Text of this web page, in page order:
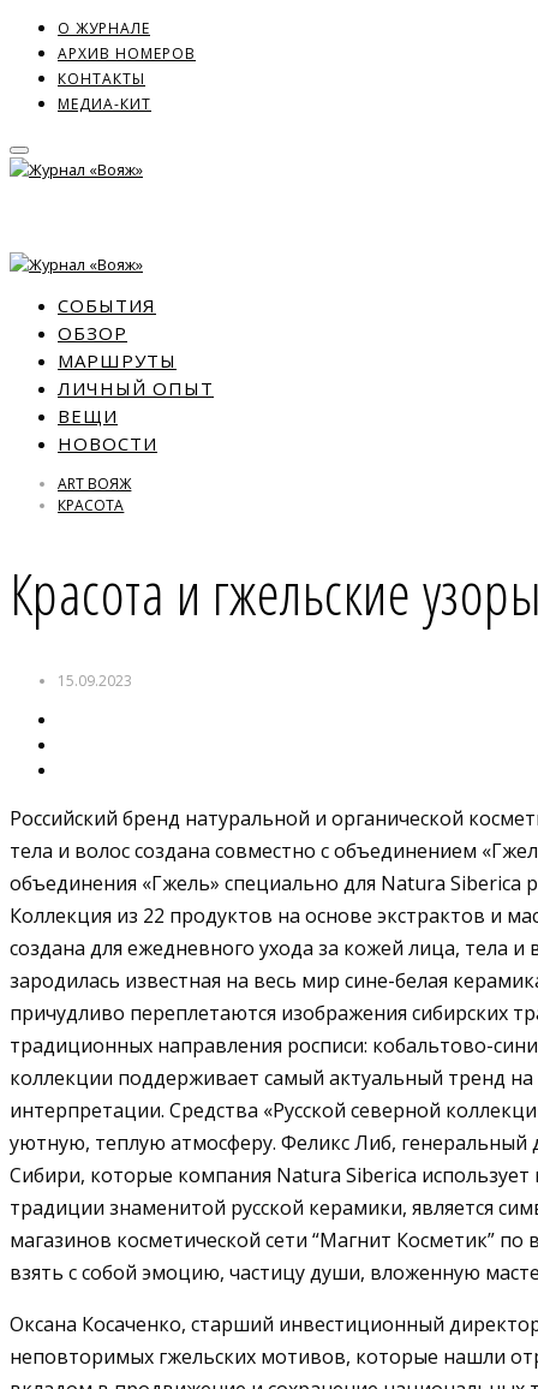
О ЖУРНАЛЕ
АРХИВ НОМЕРОВ
КОНТАКТЫ
МЕДИА-КИТ
СОБЫТИЯ
ОБЗОР
МАРШРУТЫ
ЛИЧНЫЙ ОПЫТ
ВЕЩИ
НОВОСТИ
ART ВОЯЖ
КРАСОТА
Красота и гжельские узоры
15.09.2023
Российский бренд натуральной и органической
тела и волос создана совместно с объединением
объединения «Гжель» специально для Natura Siberica
Коллекция из 22 продуктов на основе экстрактов и
создана для ежедневного ухода за кожей лица, тела
зародилась известная на весь мир сине-белая
причудливо переплетаются изображения сибирских
традиционных направления росписи: кобальтово-
коллекции поддерживает самый актуальный тренд
интерпретации. Средства «Русской северной
уютную, теплую атмосферу. Феликс Либ, генеральный
Сибири, которые компания Natura Siberica
традиции знаменитой русской керамики, является
магазинов косметической сети “Магнит Косметик”
взять с собой эмоцию, частицу души, вложенную
Оксана Косаченко, старший инвестиционный
неповторимых гжельских мотивов, которые нашли